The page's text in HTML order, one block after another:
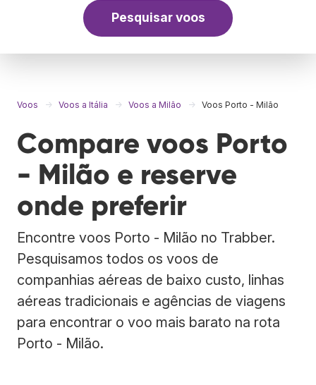
Pesquisar voos
Voos Voos a Itália Voos a Milão Voos Porto - Milão
Compare voos Porto
- Milão e reserve
onde preferir
Encontre voos Porto - Milão no Trabber.
Pesquisamos todos os voos de
companhias aéreas de baixo custo, linhas
aéreas tradicionais e agências de viagens
para encontrar o voo mais barato na rota
Porto - Milão.